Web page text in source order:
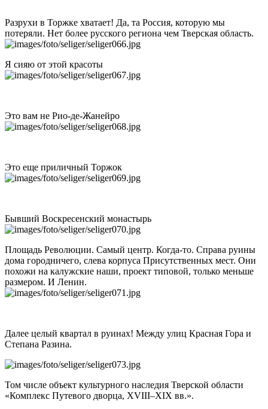
Разрухи в Торжке хватает! Да, та Россия, которую мы
потеряли. Нет более русского региона чем Тверская область.
Я сияю от этой красоты
Это вам не Рио-де-Жанейро
Это еще приличный Торжок
Бывший Воскресенский монастырь
Площадь Революции. Самый центр. Когда-то. Справа руины
дома городничего, слева корпуса Присутственных мест. Они
похожи на калужские наши, проект типовой, только меньше
размером. И Ленин.
Далее целый квартал в руинах! Между улиц Красная Гора и
Степана Разина.
Том числе объект культурного наследия Тверской области
«Комплекс Путевого дворца, XVIII–XIX вв.».